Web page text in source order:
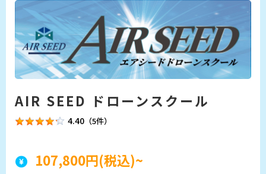
スを支援させていただいております。
AIR SEED ドローンスクール
4.40 （5件）
107,800円(税込)~